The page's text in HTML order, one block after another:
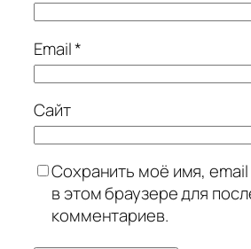
Email*
Сайт
Сохранить моё имя, email
в этом браузере для
комментариев.